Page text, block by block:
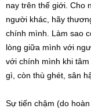
nay trên thế giới. Cho
người khác, hãy
chính mình. Làm sao
lòng giữa mình với
với chính mình khi
gì, còn thù ghét, sân
Sự tiến chậm (do